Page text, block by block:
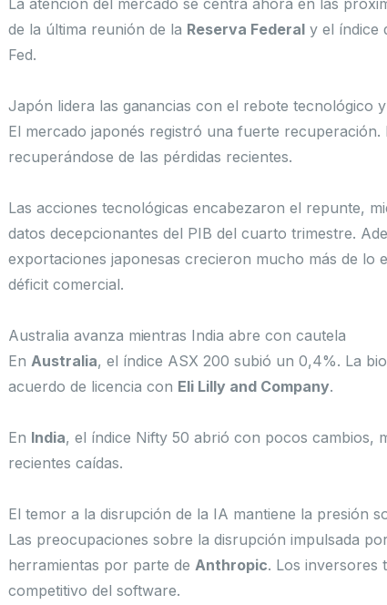
de la última reunión de la Reserva Federal y el índice
Fed.
Japón lidera las ganancias con el rebote tecnológico
El mercado japonés registró una fuerte
recuperándose de las pérdidas recientes.
Las acciones tecnológicas encabezaron el repunte,
datos decepcionantes del PIB del cuarto trimestre.
exportaciones japonesas crecieron mucho más de lo
déficit comercial.
Australia avanza mientras India abre con cautela
En Australia, el índice ASX 200 subió un 0,4%. La
acuerdo de licencia con Eli Lilly and Company.
En India, el índice Nifty 50 abrió con pocos cambios,
recientes caídas.
El temor a la disrupción de la IA mantiene la presión
Las preocupaciones sobre la disrupción impulsada
herramientas por parte de Anthropic. Los inversores
competitivo del software.